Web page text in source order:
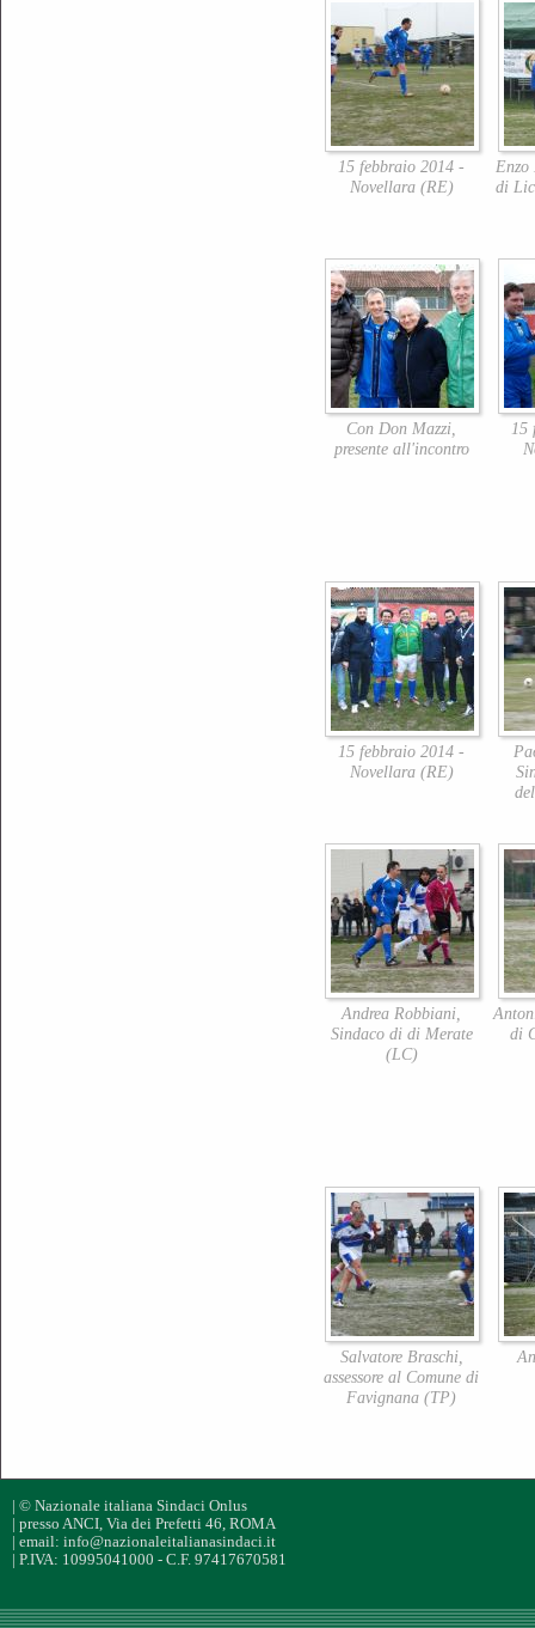
15 febbraio 2014 -
Novellara (RE)
di
Con Don Mazzi,
presente all'incontro
15
15 febbraio 2014 -
Novellara (RE)
Andrea Robbiani,
Sindaco di di Merate
(LC)
di
Salvatore Braschi,
assessore al Comune di
Favignana (TP)
| © Nazionale italiana Sindaci Onlus
| presso ANCI, Via dei Prefetti 46, ROMA
| email: info@nazionaleitalianasindaci.it
| P.IVA: 10995041000 - C.F. 97417670581